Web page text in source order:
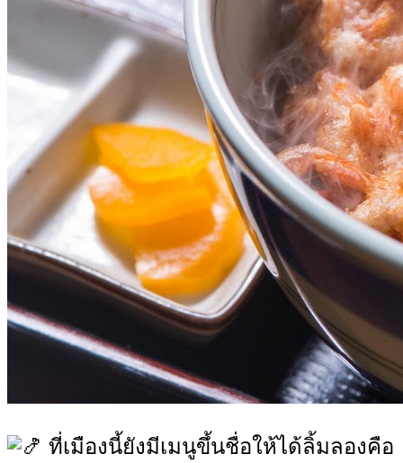
ที่เมืองนี้ยังมีเมนูขึ้นชื่อให้ได้ลิ้มลองคือ